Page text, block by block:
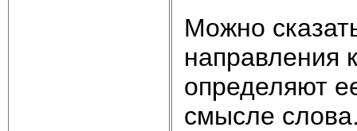
Можно
направления
определяют
смысле